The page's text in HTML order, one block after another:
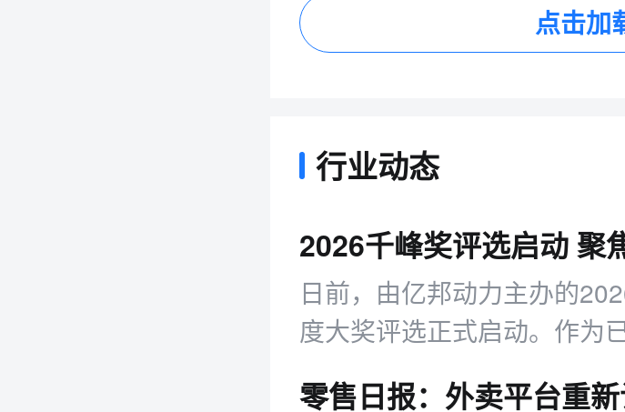
点击加
行业动态
日前，由亿邦动力主办的
度大奖评选正式启动。作为